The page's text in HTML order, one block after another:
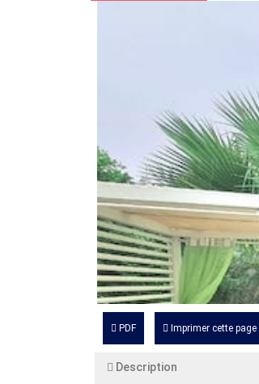
PDF Imprimer cette page
Description